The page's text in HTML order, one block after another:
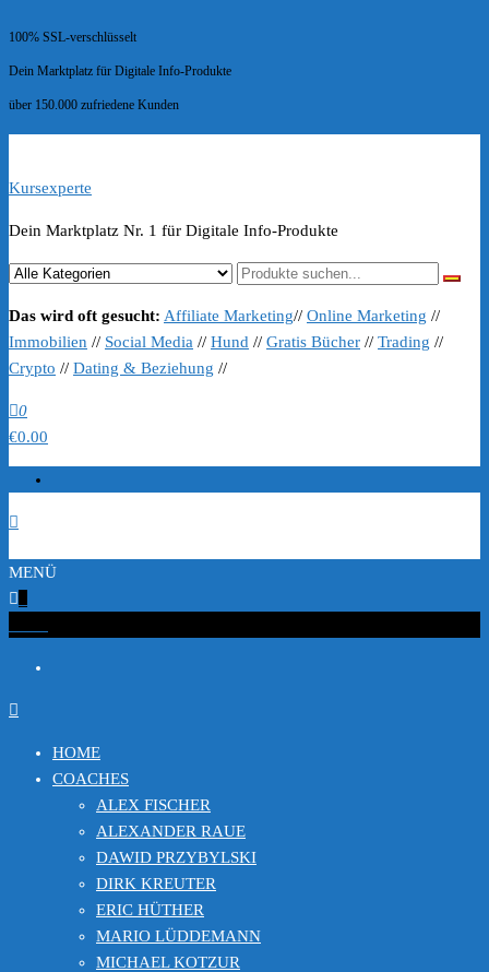
100% SSL-verschlüsselt
Dein Marktplatz für Digitale Info-Produkte
über 150.000 zufriedene Kunden
Kursexperte
Dein Marktplatz Nr. 1 für Digitale Info-Produkte
Das wird oft gesucht: Affiliate Marketing// Online Marketing //
Immobilien // Social Media // Hund // Gratis Bücher // Trading //
Crypto // Dating & Beziehung //
0
€0.00
MENÜ
HOME
COACHES
ALEX FISCHER
ALEXANDER RAUE
DAWID PRZYBYLSKI
DIRK KREUTER
ERIC HÜTHER
MARIO LÜDDEMANN
MICHAEL KOTZUR